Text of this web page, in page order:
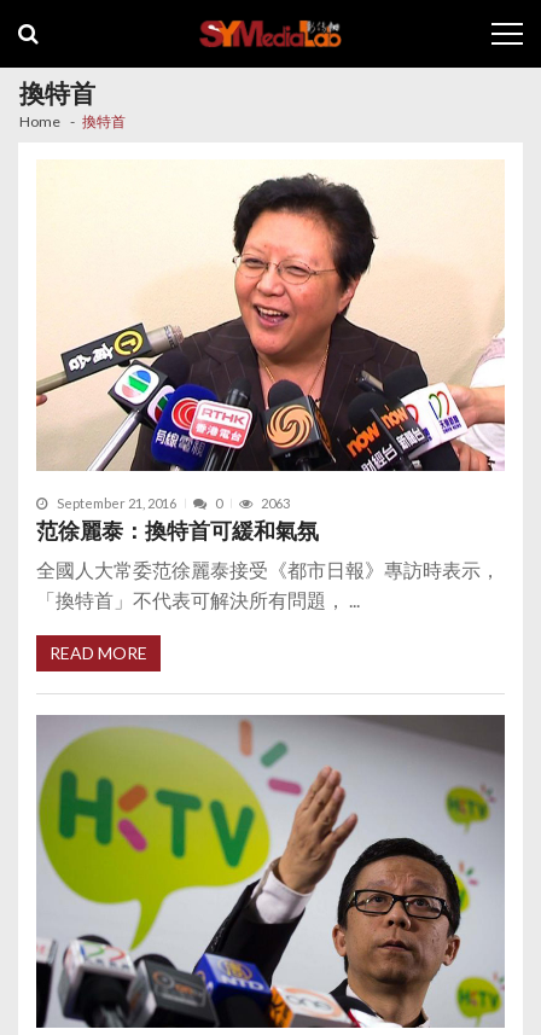
navigation
content
換特首
Home 換特首
September 21, 2016 0 2063
范徐麗泰：換特首可緩和氣氛
全國人大常委范徐麗泰接受《都市日報》專訪時表示，
「換特首」不代表可解決所有問題， ...
READ MORE